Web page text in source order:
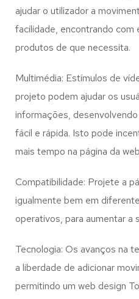
ajudar o utilizador a
facilidade, encontrando com
produtos de que necessita.
Multimédia: Estímulos de
projeto podem ajudar os
informações,
fácil e rápida. Isto pode
mais tempo na página da
Compatibilidade: Projete a
igualmente bem em
operativos, para aumentar a
Tecnologia: Os avanços na
a liberdade de adicionar
permitindo um web design